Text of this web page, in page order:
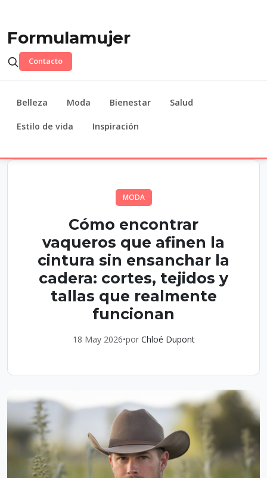
Formulamujer
Contacto
Belleza Moda Bienestar Salud
Estilo de vida Inspiración
MODA
Cómo encontrar
vaqueros que afinen la
cintura sin ensanchar la
cadera: cortes, tejidos y
tallas que realmente
funcionan
18 May 2026•por Chloé Dupont